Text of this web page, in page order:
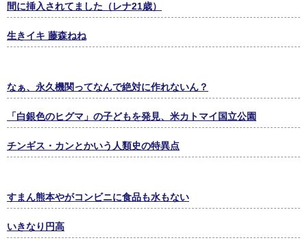
間に挿入されてました（レナ21歳）
生きイキ 藤森ねね
なぁ、永久機関ってなんで絶対に作れないん？
「白銀色のヒグマ」の子どもを発見、米カトマイ国立公園
チンギス・カンとかいう人類史の特異点
すまん熊本やがコンビニに食品も水もない
いきなり円高